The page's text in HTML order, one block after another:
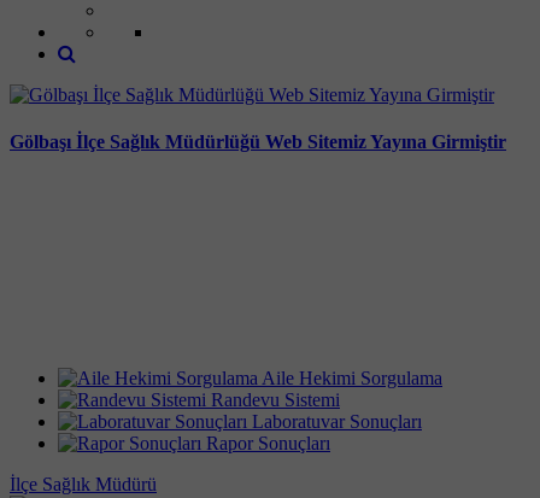
Gölbaşı İlçe Sağlık Müdürlüğü Web Sitemiz Yayına Girmiştir
Aile Hekimi Sorgulama
Randevu Sistemi
Laboratuvar Sonuçları
Rapor Sonuçları
İlçe Sağlık Müdürü